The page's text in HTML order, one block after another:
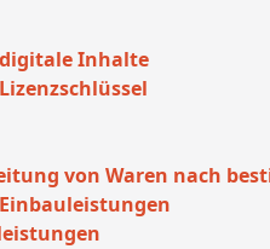
Inhalte
von Waren nach